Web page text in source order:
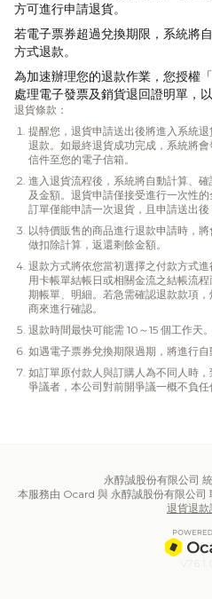
方可進行申請退貨。
若電子票券超過兌換期限，系統將
方式退款。
為加速辦理您的退款作業，您授權
處理電子發票及銷貨退回證明單，
退貨條款：
提醒您，退貨申請送出後將進入系統
退款。如最終退貨成功完成，系統將
信件至您的電子信箱。
進入退貨流程後，系統將自動計算、
及金額。退貨申請僅接受進行一次性
訂單僅能申請一次退貨，且申請送出後
以特價販售的商品進行退款申請時，
做扣除計算，返還剩餘金額。
退款方式將依您當初選擇之付款方式
用卡帳單結帳日或相關金流之結帳流
期帳單、明細。若急需確認退款款項
商來進行確認。
退款時間最快可能需 10～15 個工作天。
如遇電子票券兌換期限過期，將進行自
如訂單原付款人與訂購人為不同人時
爭議者，本公司對前開爭議一概不負任
永醇誠股份有限公司
本服務由 Ocard 與 永醇誠股份有限公司
退貨退款